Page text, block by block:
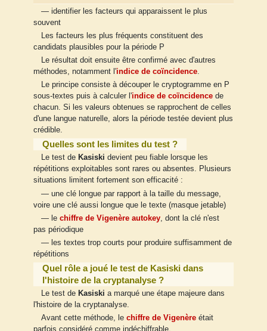
— identifier les facteurs qui apparaissent le plus
souvent
Les facteurs les plus fréquents constituent des
candidats plausibles pour la période P
Le résultat doit ensuite être confirmé avec d'autres
méthodes, notamment l'indice de coïncidence
Le principe consiste à découper le cryptogramme en P
sous-textes puis à calculer l'indice de coïncidence de
chacun. Si les valeurs obtenues se rapprochent de celles
d'une langue naturelle, alors la période testée devient plus
crédible.
Quelles sont les limites du test ?
Le test de Kasiski devient peu fiable lorsque les
répétitions exploitables sont rares ou absentes. Plusieurs
situations limitent fortement son efficacité :
— une clé longue par rapport à la taille du message,
voire une clé aussi longue que le texte (masque jetable)
— le chiffre de Vigenère autokey, dont la clé n'est
pas périodique
— les textes trop courts pour produire suffisamment de
répétitions
Quel rôle a joué le test de Kasiski dans
l'histoire de la cryptanalyse ?
Le test de Kasiski a marqué une étape majeure dans
l'histoire de la cryptanalyse.
Avant cette méthode, le chiffre de Vigenèreétait